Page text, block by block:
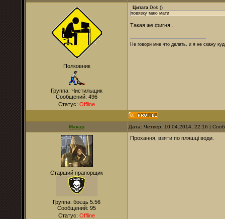
Полковник
Группа: Чистильщик
Сообщений: 496
Статус: Offline
Цитата Dok ()
повязку маю мати
Такая же фигня...
Не говори мне что делать, и я не скажу
Макар Дата: Четвер, 10.04.2014, 22:16 |
Старший прапорщик
Группа: боєць 5.56
Сообщений: 95
Статус: Offline
Прохання, взяти по пляшці води.